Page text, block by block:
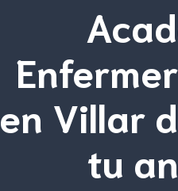
en Villar
tu